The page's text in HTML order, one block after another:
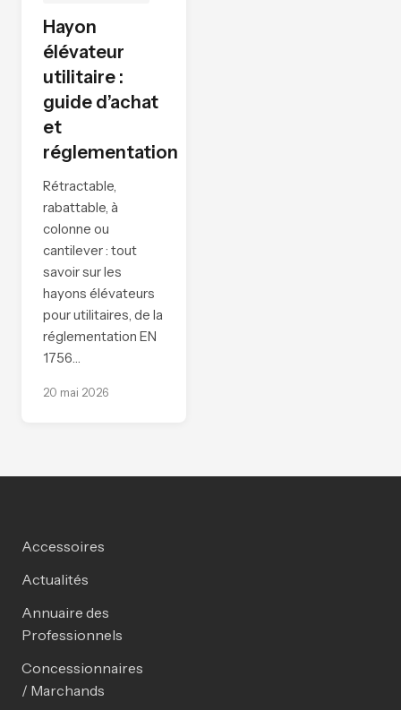
Hayon
élévateur
utilitaire :
guide d’achat
et
réglementation
Rétractable,
rabattable, à
colonne ou
cantilever : tout
savoir sur les
hayons élévateurs
pour utilitaires, de la
réglementation EN
1756…
20 mai 2026
Accessoires
Actualités
Annuaire des
Professionnels
Concessionnaires
/ Marchands